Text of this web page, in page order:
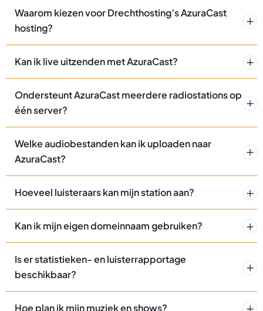
Waarom kiezen voor Drechthosting’s AzuraCast
hosting?
Kan ik live uitzenden met AzuraCast?
Ondersteunt AzuraCast meerdere radiostations op
één server?
Welke audiobestanden kan ik uploaden naar
AzuraCast?
Hoeveel luisteraars kan mijn station aan?
Kan ik mijn eigen domeinnaam gebruiken?
Is er statistieken- en luisterrapportage
beschikbaar?
Hoe plan ik mijn muziek en shows?